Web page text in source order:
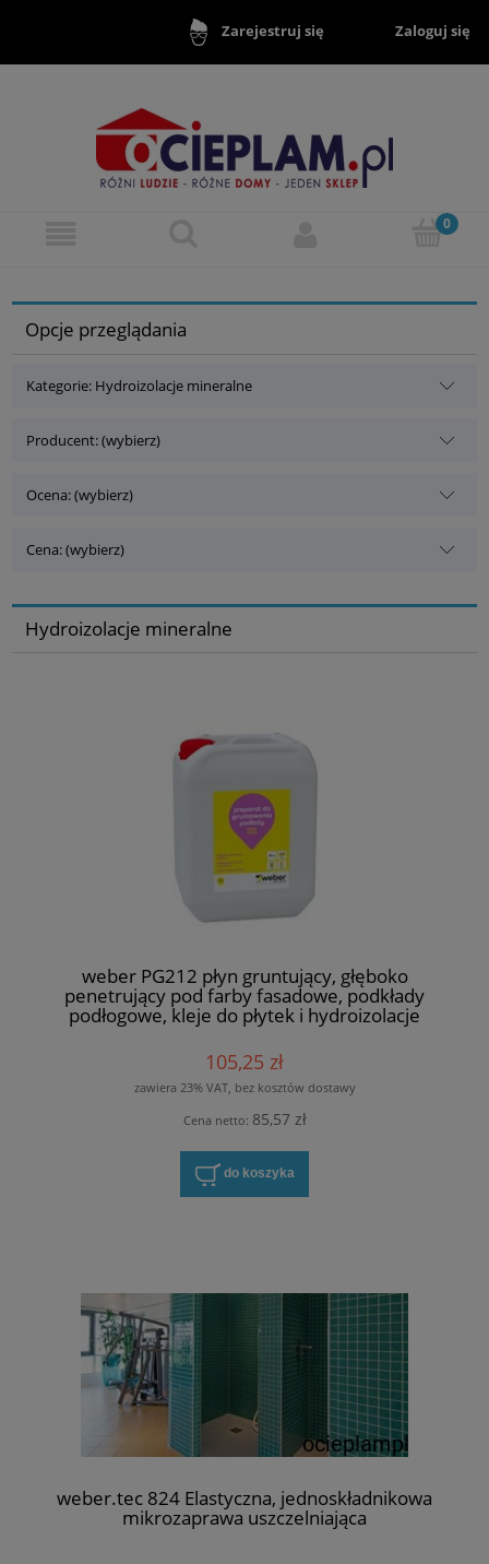
Zarejestruj się Zaloguj się
Opcje przeglądania
Kategorie: Hydroizolacje mineralne
Producent: (wybierz)
Ocena: (wybierz)
Cena: (wybierz)
Hydroizolacje mineralne
weber PG212 płyn gruntujący, głęboko
penetrujący pod farby fasadowe, podkłady
podłogowe, kleje do płytek i hydroizolacje
105,25 zł
zawiera 23% VAT, bez kosztów dostawy
Cena netto: 85,57 zł
do koszyka
weber.tec 824 Elastyczna, jednoskładnikowa
mikrozaprawa uszczelniająca